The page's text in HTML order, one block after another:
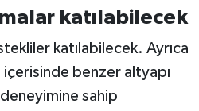
katılabilecek
katılabilecek. Ayrıca
içerisinde benzer altyapı
sahip